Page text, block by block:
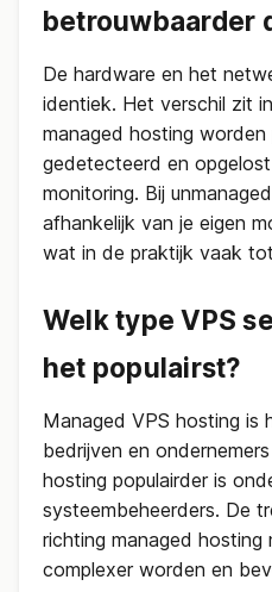
betrouwbaarder
De hardware en het
identiek. Het verschil zit
managed hosting
gedetecteerd en
monitoring. Bij
afhankelijk van je eigen
wat in de praktijk vaak
Welk type VPS
het populairst?
Managed VPS hosting is
bedrijven en
hosting populairder is
systeembeheerders. De
richting managed hosting
complexer worden en